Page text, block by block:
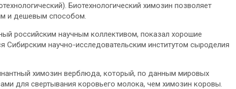
Биотехнологический химозин позволяет
и дешевым способом.
российским научным коллективом, показал хорошие
Сибирским научно-исследовательским институтом сыроделия
химозин верблюда, который, по данным мировых
для свертывания коровьего молока, чем химозин коровы.